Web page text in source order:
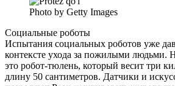
Photo by Getty Images
Социальные роботы
Испытания социальных роботов уже
контексте ухода за пожилыми
это робот-тюлень, который весит три
длину 50 сантиметров. Датчики и